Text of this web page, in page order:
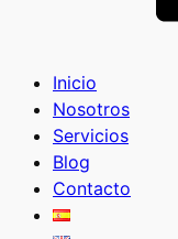
Inicio
Nosotros
Servicios
Blog
Contacto